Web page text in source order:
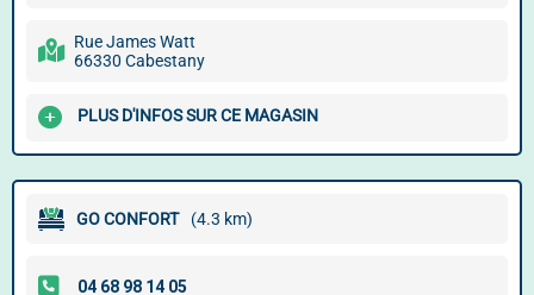
Rue James Watt
66330 Cabestany
PLUS D'INFOS SUR CE MAGASIN
GO CONFORT (4.3 km)